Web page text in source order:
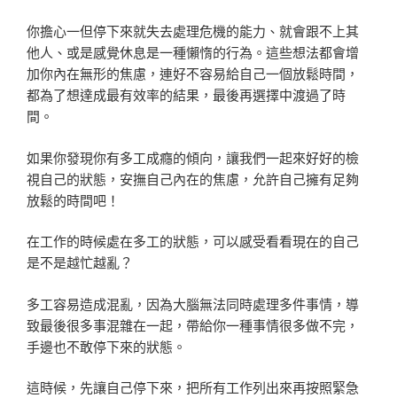
你擔心一但停下來就失去處理危機的能力、就會跟不上其
他人、或是感覺休息是一種懶惰的行為。這些想法都會增
加你內在無形的焦慮，連好不容易給自己一個放鬆時間，
都為了想達成最有效率的結果，最後再選擇中渡過了時
間。
如果你發現你有多工成癮的傾向，讓我們一起來好好的檢
視自己的狀態，安撫自己內在的焦慮，允許自己擁有足夠
放鬆的時間吧！
在工作的時候處在多工的狀態，可以感受看看現在的自己
是不是越忙越亂？
多工容易造成混亂，因為大腦無法同時處理多件事情，導
致最後很多事混雜在一起，帶給你一種事情很多做不完，
手邊也不敢停下來的狀態。
這時候，先讓自己停下來，把所有工作列出來再按照緊急